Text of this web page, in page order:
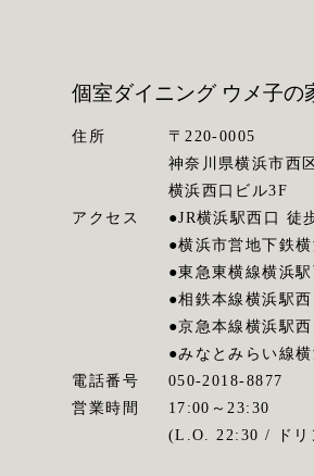
個室ダイニング ウメ子の
住所
〒220-0005
神奈川県横浜市西
横浜西口ビル3F
アクセス
●JR横浜駅西口 徒
●横浜市営地下鉄
●東急東横線横浜
●相鉄本線横浜駅
●京急本線横浜駅
●みなとみらい線
電話番号
050-2018-8877
営業時間
17:00～23:30
(L.O. 22:30 / ドリ